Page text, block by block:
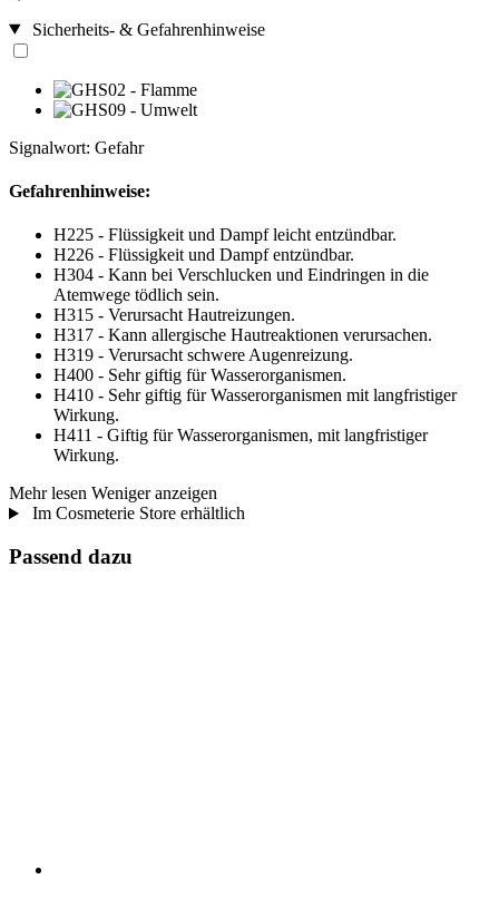
Sicherheits- & Gefahrenhinweise
Signalwort: Gefahr
Gefahrenhinweise:
H225 - Flüssigkeit und Dampf leicht entzündbar.
H226 - Flüssigkeit und Dampf entzündbar.
H304 - Kann bei Verschlucken und Eindringen in die
Atemwege tödlich sein.
H315 - Verursacht Hautreizungen.
H317 - Kann allergische Hautreaktionen verursachen.
H319 - Verursacht schwere Augenreizung.
H400 - Sehr giftig für Wasserorganismen.
H410 - Sehr giftig für Wasserorganismen mit langfristiger
Wirkung.
H411 - Giftig für Wasserorganismen, mit langfristiger
Wirkung.
Mehr lesen Weniger anzeigen
Im Cosmeterie Store erhältlich
Passend dazu